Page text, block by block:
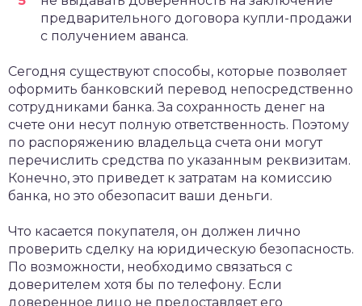
предварительного договора купли-продажи
с получением аванса.
Сегодня существуют способы, которые позволяет
оформить банковский перевод непосредственно
сотрудниками банка. За сохранность денег на
счете они несут полную ответственность. Поэтому
по распоряжению владельца счета они могут
перечислить средства по указанным реквизитам.
Конечно, это приведет к затратам на комиссию
банка, но это обезопасит ваши деньги.
Что касается покупателя, он должен лично
проверить сделку на юридическую безопасность.
По возможности, необходимо связаться с
доверителем хотя бы по телефону. Если
доверенное лицо не предоставляет его